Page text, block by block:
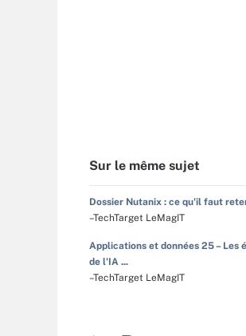
Sur le même sujet
Dossier Nutanix : ce qu'il faut
–TechTarget LeMagIT
Applications et données 25 – Les
de l'IA ...
–TechTarget LeMagIT